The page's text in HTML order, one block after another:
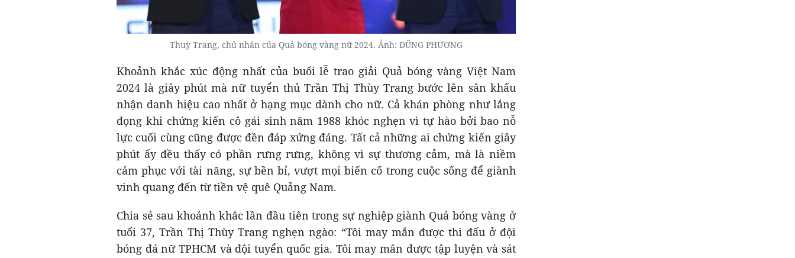
Thuỳ Trang, chủ nhân của Quả bóng vàng nữ 2024. Ảnh: DŨNG PHƯƠNG
Khoảnh khắc xúc động nhất của buổi lễ trao giải Quả bóng vàng Việt Nam
2024 là giây phút mà nữ tuyển thủ Trần Thị Thùy Trang bước lên sân khấu
nhận danh hiệu cao nhất ở hạng mục dành cho nữ. Cả khán phòng như lắng
đọng khi chứng kiến cô gái sinh năm 1988 khóc nghẹn vì tự hào bởi bao nỗ
lực cuối cùng cũng được đền đáp xứng đáng. Tất cả những ai chứng kiến giây
phút ấy đều thấy có phần rưng rưng, không vì sự thương cảm, mà là niềm
cảm phục với tài năng, sự bền bỉ, vượt mọi biến cố trong cuộc sống để giành
vinh quang đến từ tiền vệ quê Quảng Nam.
Chia sẻ sau khoảnh khắc lần đầu tiên trong sự nghiệp giành Quả bóng vàng ở
tuổi 37, Trần Thị Thùy Trang nghẹn ngào: “Tôi may mắn được thi đấu ở đội
bóng đá nữ TPHCM và đội tuyển quốc gia. Tôi may mắn được tập luyện và sát